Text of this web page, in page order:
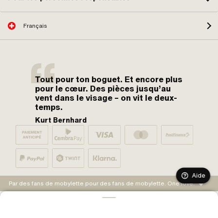
Français
Tout pour ton boguet. Et encore plus
pour le cœur. Des pièces jusqu’au
vent dans le visage – on vit le deux-
temps.
Kurt Bernhard
Par des fans de mobylette pour des fans de mobylette. One love.
Aide